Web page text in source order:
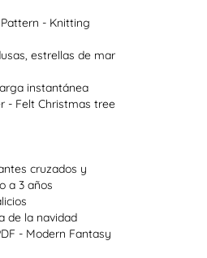
- Knitting
estrellas de mar
instantánea
- Felt Christmas tree
cruzados y
a 3 años
de la navidad
- Modern Fantasy